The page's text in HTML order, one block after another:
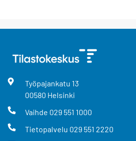
Työpajankatu 13
00580 Helsinki
Vaihde 029 551 1000
Tietopalvelu 029 551 2220